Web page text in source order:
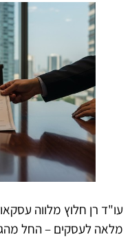
עו"ד רן חלוץ מלווה
מלאה לעסקים – החל